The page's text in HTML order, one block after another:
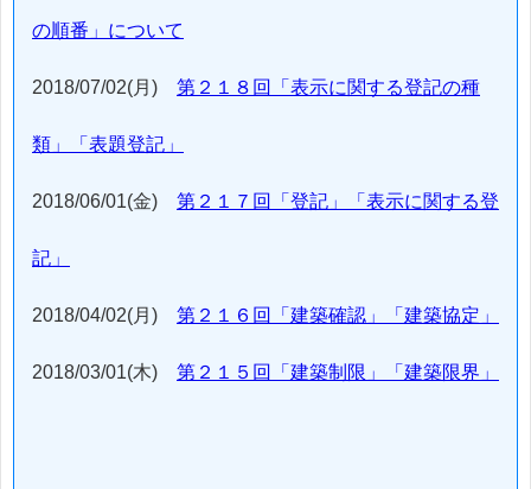
の順番」について
2018/07/02(月) 第２１８回「表示に関する登記の種
類」「表題登記」
2018/06/01(金) 第２１７回「登記」「表示に関する登
記」
2018/04/02(月) 第２１６回「建築確認」「建築協定」
2018/03/01(木) 第２１５回「建築制限」「建築限界」